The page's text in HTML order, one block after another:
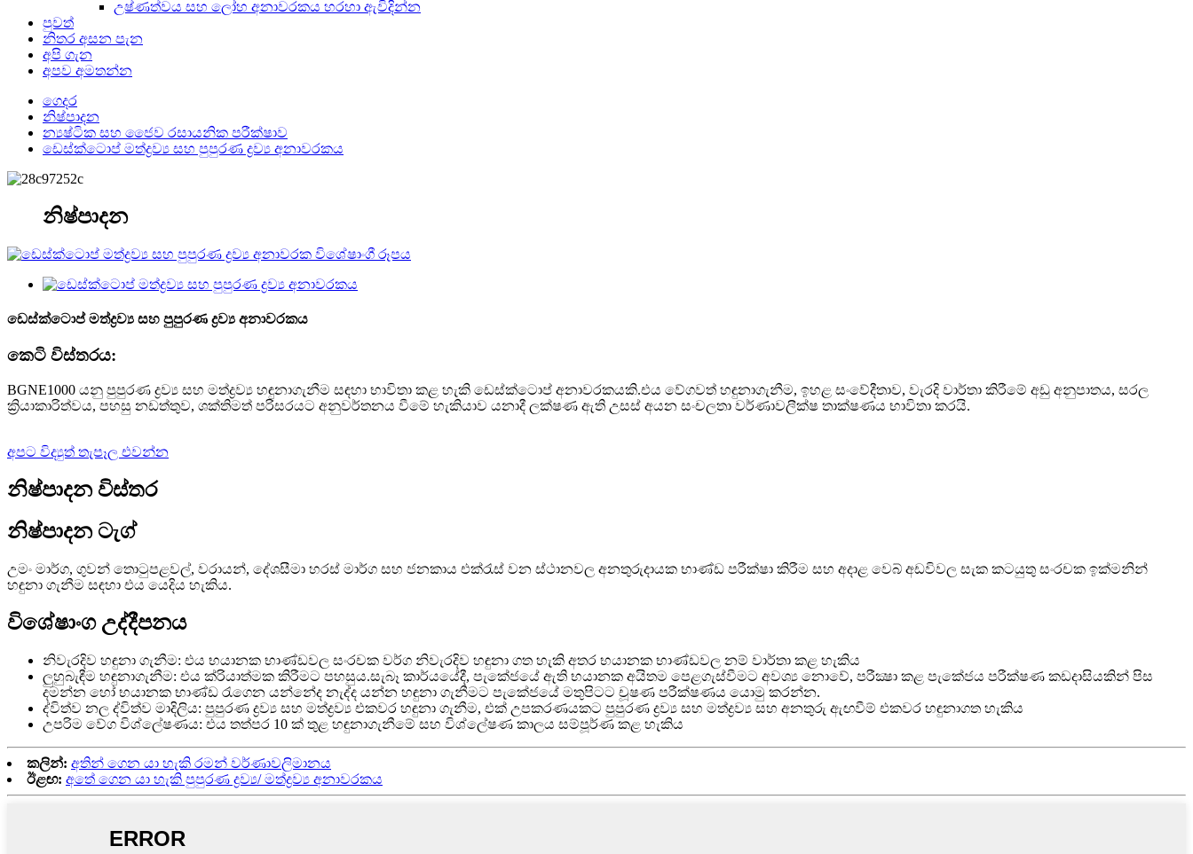
උෂ්ණත්වය සහ ලෝහ අනාවරකය හරහා ඇවිදින්න
පුවත්
නිතර අසන පැන
අපි ගැන
අපව අමතන්න
ගෙදර
නිෂ්පාදන
න්‍යෂ්ටික සහ ජෛව රසායනික පරීක්ෂාව
ඩෙස්ක්ටොප් මත්ද්‍රව්‍ය සහ පුපුරණ ද්‍රව්‍ය අනාවරකය
නිෂ්පාදන
ඩෙස්ක්ටොප් මත්ද්‍රව්‍ය සහ පුපුරණ ද්‍රව්‍ය අනාවරකය
කෙටි විස්තරය:
BGNE1000 යනු පුපුරණ ද්‍රව්‍ය සහ මත්ද්‍රව්‍ය හඳුනාගැනීම සඳහා භාවිතා කළ හැකි ඩෙස්ක්ටොප් අනාවරකයකි.එය වේගවත් හඳුනාගැනීම, ඉහළ සංවේදීතාව, වැරදි වාර්තා කිරීමේ අඩු අනුපාතය, සරල
ක්‍රියාකාරිත්වය, පහසු නඩත්තුව, ශක්තිමත් පරිසරයට අනුවර්තනය වීමේ හැකියාව යනාදී ලක්ෂණ ඇති උසස් අයන සංචලතා වර්ණාවලීක්ෂ තාක්ෂණය භාවිතා කරයි.
අපට විද්‍යුත් තැපෑල එවන්න
නිෂ්පාදන විස්තර
නිෂ්පාදන ටැග්
උමං මාර්ග, ගුවන් තොටුපළවල්, වරායන්, දේශසීමා හරස් මාර්ග සහ ජනකාය එක්රැස් වන ස්ථානවල අනතුරුදායක භාණ්ඩ පරීක්ෂා කිරීම සහ අදාළ වෙබ් අඩවිවල සැක කටයුතු සංරචක ඉක්මනින්
හඳුනා ගැනීම සඳහා එය යෙදිය හැකිය.
විශේෂාංග උද්දීපනය
නිවැරදිව හඳුනා ගැනීම: එය භයානක භාණ්ඩවල සංරචක වර්ග නිවැරදිව හඳුනා ගත හැකි අතර භයානක භාණ්ඩවල නම් වාර්තා කළ හැකිය
ලුහුබැඳීම හඳුනාගැනීම: එය ක්රියාත්මක කිරීමට පහසුය.සැබෑ කාර්යයේදී, පැකේජයේ ඇති භයානක අයිතම පෙළගැස්වීමට අවශ්‍ය නොවේ, පරීක්‍ෂා කළ පැකේජය පරීක්ෂණ කඩදාසියකින් පිස
දමන්න හෝ භයානක භාණ්ඩ රැගෙන යන්නේද නැද්ද යන්න හඳුනා ගැනීමට පැකේජයේ මතුපිටට චූෂණ පරීක්ෂණය යොමු කරන්න.
ද්විත්ව නල ද්විත්ව මාදිලිය: පුපුරණ ද්‍රව්‍ය සහ මත්ද්‍රව්‍ය එකවර හඳුනා ගැනීම, එක් උපකරණයකට පුපුරණ ද්‍රව්‍ය සහ මත්ද්‍රව්‍ය සහ අනතුරු ඇඟවීම් එකවර හඳුනාගත හැකිය
උපරිම වේග විශ්ලේෂණය: එය තත්පර 10 ක් තුළ හඳුනාගැනීමේ සහ විශ්ලේෂණ කාලය සම්පූර්ණ කළ හැකිය
කලින්: අතින් ගෙන යා හැකි රමන් වර්ණාවලිමානය
ඊළඟ: අතේ ගෙන යා හැකි පුපුරණ ද්‍රව්‍ය/ මත්ද්‍රව්‍ය අනාවරකය